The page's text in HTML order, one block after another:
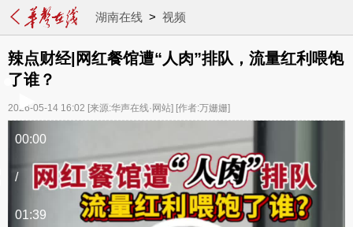
湖南在线> 视频
辣点财经|网红餐馆遭“人肉”排队，流量红利喂饱
了谁？
2026-05-14 16:02 [来源:华声在线·网站] [作者:万姗姗]
00:00
/
01:39